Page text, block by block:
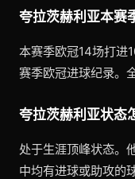
夸拉茨赫利亚本赛
本赛季欧冠14场打进
赛季欧冠进球纪录。
夸拉茨赫利亚状态
处于生涯顶峰状态。
中均有进球或助攻的